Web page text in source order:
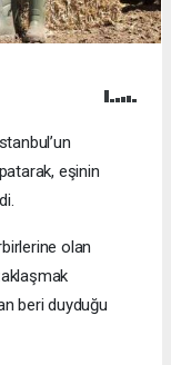
eşinin
olan
beri duyduğu